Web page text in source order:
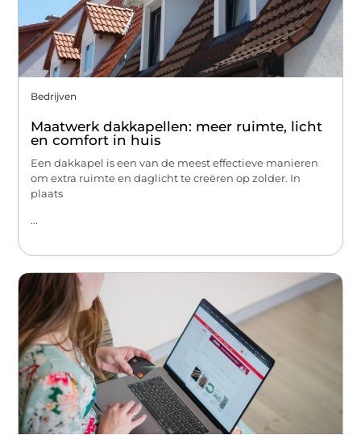
Bedrijven
Maatwerk dakkapellen: meer ruimte, licht
en comfort in huis
Een dakkapel is een van de meest effectieve manieren
om extra ruimte en daglicht te creëren op zolder. In
plaats
...